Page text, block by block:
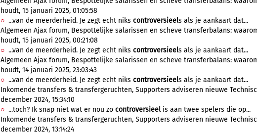
houdt, 15 januari 2025, 01:05:58
...van de meerderheid. Je zegt echt niks controversieels als je aankaart dat...
Algemeen Ajax forum, Bespottelijke salarissen en scheve transferbalans:
houdt, 15 januari 2025, 00:21:08
...van de meerderheid. Je zegt echt niks controversieels als je aankaart dat...
Algemeen Ajax forum, Bespottelijke salarissen en scheve transferbalans:
houdt, 14 januari 2025, 23:03:43
...van de meerderheid. Je zegt echt niks controversieels als je aankaart dat...
Inkomende transfers & transfergeruchten, Supporters adviseren nieuwe
december 2024, 15:34:10
...toch? Ik snap niet wat er nou zo controversieelis aan twee spelers die op...
Inkomende transfers & transfergeruchten, Supporters adviseren nieuwe
december 2024, 13:14:24